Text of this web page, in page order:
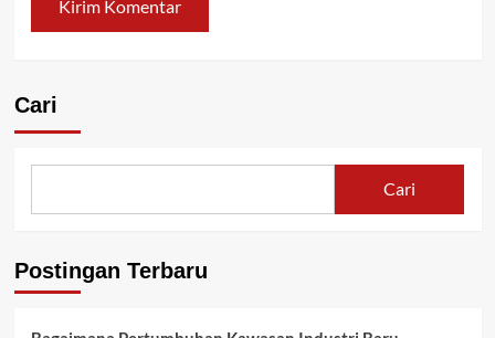
Cari
Cari
Postingan Terbaru